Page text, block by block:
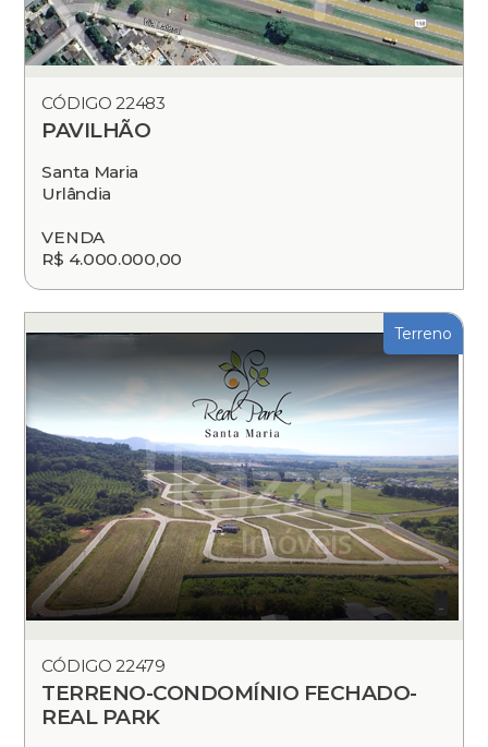
CÓDIGO 22483
PAVILHÃO
Santa Maria
Urlândia
VENDA
R$ 4.000.000,00
Terreno
CÓDIGO 22479
TERRENO-CONDOMÍNIO FECHADO-
REAL PARK